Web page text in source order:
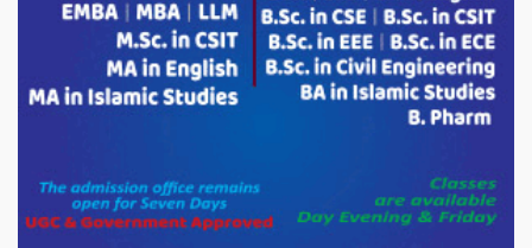
পরিবেশ রক্ষায় পাটগ্রামে ইহসান ইয়ুথ
সার্কেলের বৃক্ষরোপণ
মিরপুর-১১ নম্বরে দুর্বৃত্তদের গুলিতে বিএনপি
পাটগ্রামে চিকিৎসা সেবায় বীর মুক্তিযোদ্ধা দবির
উদ্দিন ফাউন্ডেশন